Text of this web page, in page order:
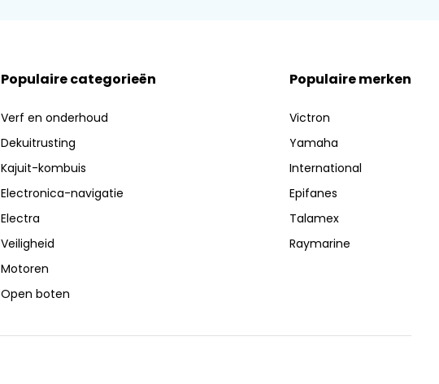
Populaire categorieën
Verf en onderhoud
Dekuitrusting
Kajuit-kombuis
Electronica-navigatie
Electra
Veiligheid
Motoren
Open boten
Populaire merken
Victron
Yamaha
International
Epifanes
Talamex
Raymarine